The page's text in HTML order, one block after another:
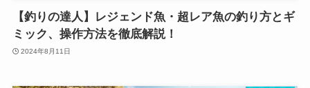
【釣りの達人】レジェンド魚・超レア魚の釣り方とギ
ミック、操作方法を徹底解説！
2024年8月11日